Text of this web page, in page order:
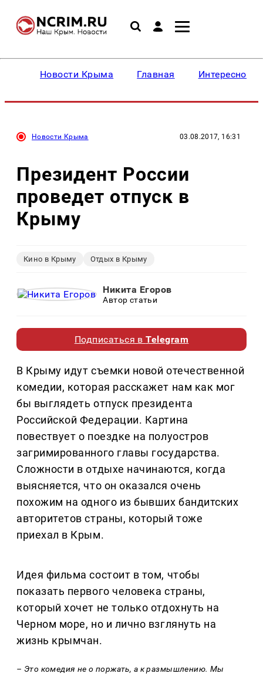
Новости Крыма Главная Интересное
Новости Крыма 03.08.2017, 16:31
Президент России
проведет отпуск в
Крыму
Кино в Крыму Отдых в Крыму
Никита Егоров
Автор статьи
Подписаться вTelegram
В Крыму идут съемки новой отечественной
комедии, которая расскажет нам как мог
бы выглядеть отпуск президента
Российской Федерации. Картина
повествует о поездке на полуостров
загримированного главы государства.
Сложности в отдыхе начинаются, когда
выясняется, что он оказался очень
похожим на одного из бывших бандитских
авторитетов страны, который тоже
приехал в Крым.
Идея фильма состоит в том, чтобы
показать первого человека страны,
который хочет не только отдохнуть на
Черном море, но и лично взглянуть на
жизнь крымчан.
– Это комедия не о поржать, а к размышлению. Мы